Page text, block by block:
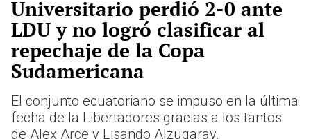
Universitario perdió 2-0 ante
LDU y no logró clasificar al
repechaje de la Copa
Sudamericana
El conjunto ecuatoriano se impuso en la última
fecha de la Libertadores gracias a los tantos
de Alex Arce y Lisando Alzugaray.